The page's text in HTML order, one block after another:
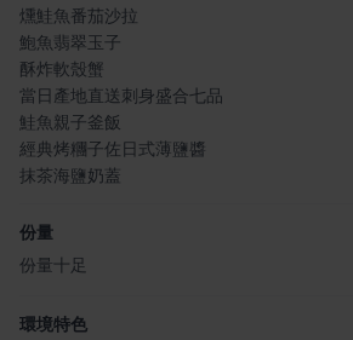
燻鮭魚番茄沙拉
鮑魚翡翠玉子
酥炸軟殼蟹
當日產地直送刺身盛合七品
鮭魚親子釜飯
經典烤糰子佐日式薄鹽醬
抹茶海鹽奶蓋
份量
份量十足
環境特色